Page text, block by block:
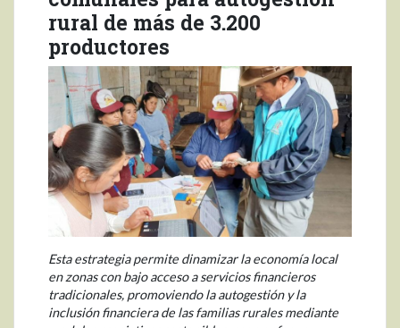
rural de más de 3.200
productores
Esta estrategia permite dinamizar la economía local
en zonas con bajo acceso a servicios financieros
tradicionales, promoviendo la autogestión y la
inclusión financiera de las familias rurales mediante